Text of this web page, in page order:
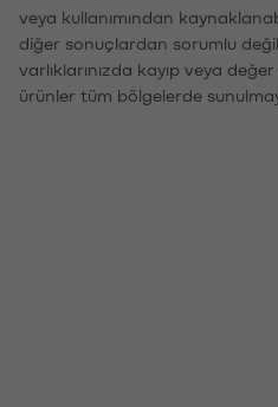
veya kullanımından
diğer sonuçlardan sorumlu
varlıklarınızda kayıp veya
ürünler tüm bölgelerde